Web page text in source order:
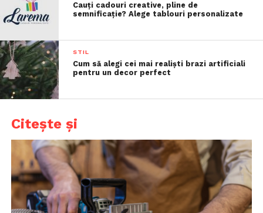
Cauți cadouri creative, pline de
semnificație? Alege tablouri personalizate
STIL
Cum să alegi cei mai realiști brazi artificiali
pentru un decor perfect
Citește și